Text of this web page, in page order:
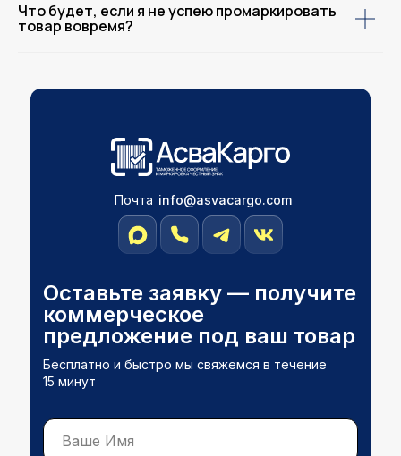
Что будет, если я не успею промаркировать
товар вовремя?
Оставьте заявку — получите
коммерческое
предложение под ваш товар
Бесплатно и быстро мы свяжемся в течение
15 минут
Почта info@asvacargо.com